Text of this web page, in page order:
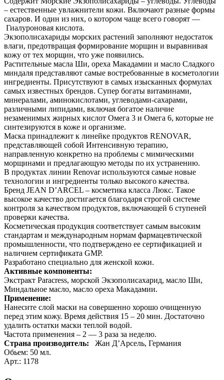
– естественные увлажнители кожи. Включают разные формы
сахаров. И один из них, о котором чаще всего говорят —
Гиалуроновая кислота.
Экзополисахариды морских растений заполняют недостаток
влаги, предотвращая формирование морщин и выравнивая
кожу от тех морщин, что уже появились.
Растительные масла Ши, ореха Макадамии и масло Сладкого
миндаля представляют самые востребованные в косметологии
ингредиенты. Присутствуют в самых изысканных формулах
самых известных брендов. Супер богаты витаминами,
минералами, аминокислотами, углеводами-сахарами,
различными липидами, включая богатое наличие
незаменимых жирных кислот Омега 3 и Омега 6, которые не
синтезируются в коже и организме.
Маска принадлежит к линейке продуктов RENOVAR,
представляющей собой Интенсивную терапию,
направленную конкретно на проблемы с мимическими
морщинами и предлагающую методы по их устранению.
В продуктах линии Renovar используются самые новые
технологии и ингредиенты только высокого качества.
Бренд JEAN D’ARCEL – косметика класса Люкс. Такое
высокое качество достигается благодаря строгой системе
контроля за качеством продуктов, включающей 6 ступеней
проверки качества.
Косметическая продукция соответствует самым высоким
стандартам и международным нормам фармацевтической
промышленности, что подтверждено ее сертификацией и
наличием сертификата GMP.
Разработано специально для женской кожи.
Активные компоненты:
Экстракт Paracress, морской Экзополисахарид, масло Ши,
Миндальное масло, масло ореха Макадамии.
Применение:
Нанесите слой маски на совершенно хорошо очищенную
перед этим кожу. Время действия 15 – 20 мин. Достаточно
удалить остатки маски теплой водой.
Частота применения – 2 — 3 раза за неделю.
Страна производитель:
Жан Д’Арсель, Германия
Обьем: 50 мл.
Арт.: 1178